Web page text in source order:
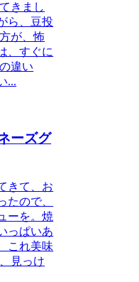
きまし
ら、豆投
が、怖
、すぐに
違い
...
ーズグ
きて、お
たので、
ーを。焼
っぱいあ
これ美味
見っけ